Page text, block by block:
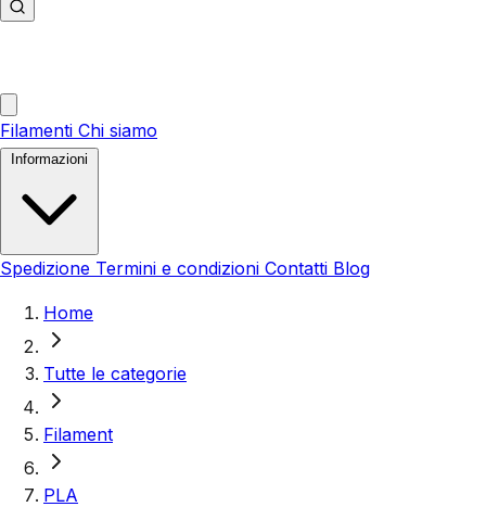
Filamenti Chi siamo
Spedizione Termini e condizioni Contatti Blog
Home
Tutte le categorie
Filament
PLA